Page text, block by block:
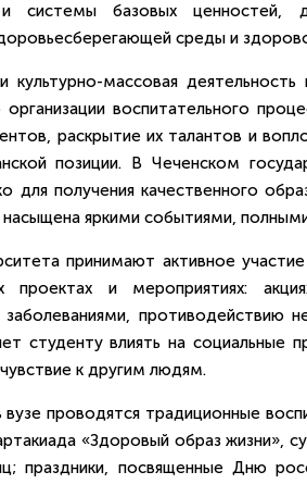
и системы базовых ценностей,
среды и
культурно-массовая
организации воспитательного
раскрытие их талантов и
позиции. В Чеченском
для получения качественного
яркими событиями,
принимают активное
проектах и мероприятиях:
заболеваниями, противодействию
студенту влиять на социальные
к другим людям.
проводятся традиционные
«Здоровый образ жизни»,
праздники, посвященные Дню